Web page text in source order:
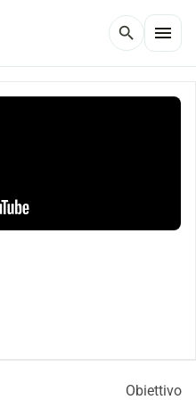
search menu
Obiettivo